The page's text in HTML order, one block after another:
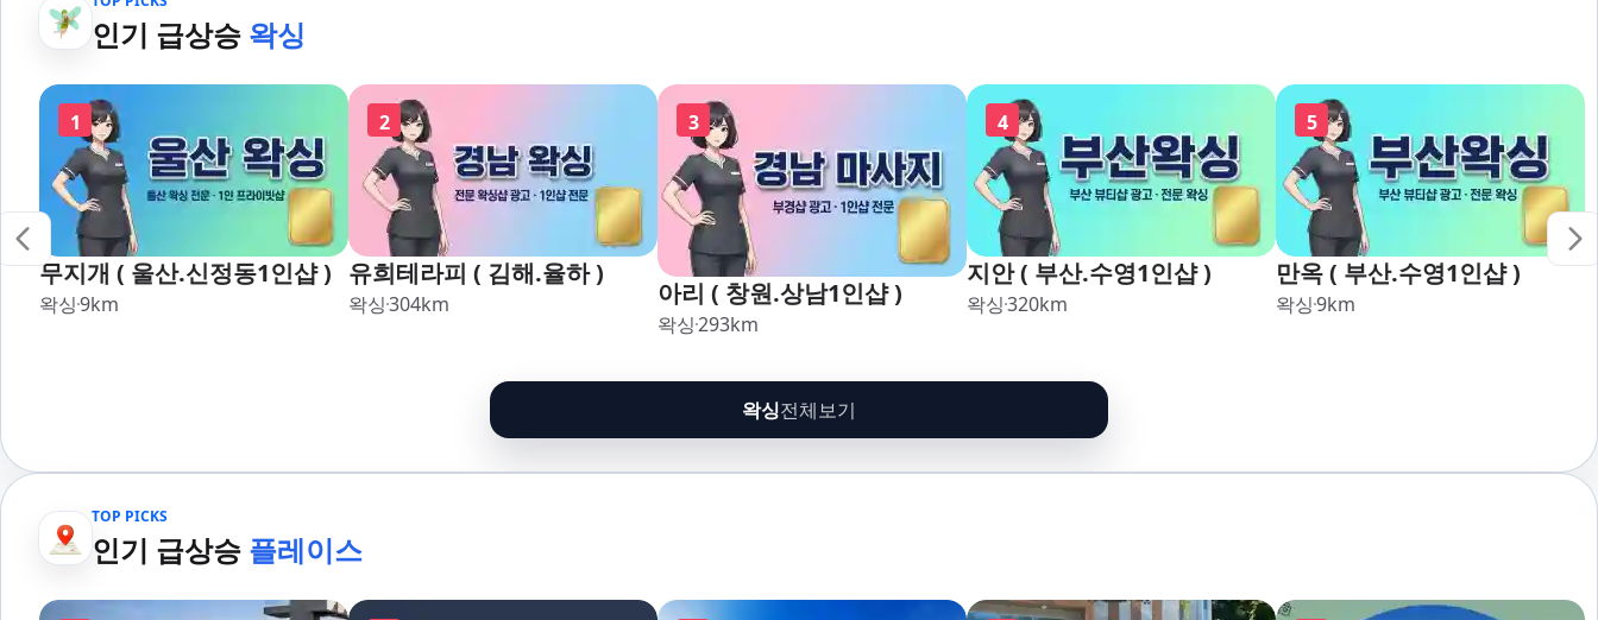
인기 급상승 왁싱
1
무지개 ( 울산.신정동1인샵 )
왁싱9km
2
유희테라피 ( 김해.율하 )
왁싱304km
3
아리 ( 창원.상남1인샵 )
왁싱293km
4
지안 ( 부산.수영1인샵 )
왁싱320km
5
만옥 ( 부산.수영1인샵 )
왁싱9km
왁싱전체보기
TOP PICKS
인기 급상승 플레이스